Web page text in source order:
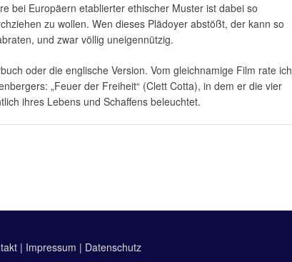
bei Europäern etablierter ethischer Muster ist dabei so
zu wollen. Wen dieses Plädoyer abstößt, der kann so
und zwar völlig uneigennützig.
oder die englische Version. Vom gleichnamige Film rate ich
„Feuer der Freiheit“ (Clett Cotta), in dem er die vier
ihres Lebens und Schaffens beleuchtet.
| Impressum | Datenschutz